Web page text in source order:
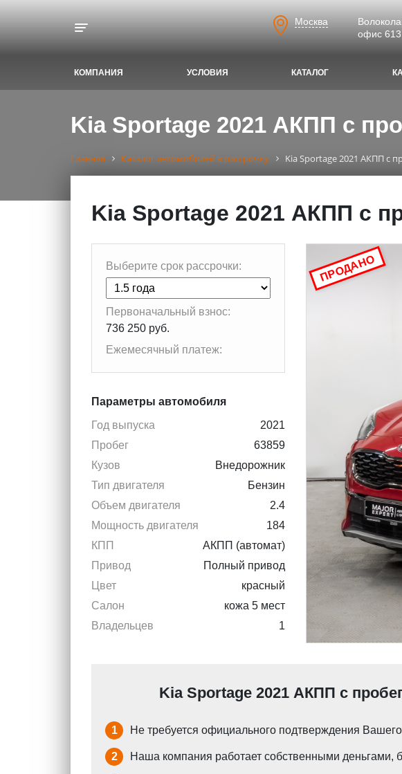
Москва
офис 613
КОМПАНИЯ УСЛОВИЯ КАТАЛОГ
Kia Sportage 2021 АКПП с
Главная Каталог автомобилей в рассрочку Kia Sportage 2021 АКПП с
Kia Sportage 2021 АКПП с
Выберите срок рассрочки:
Первоначальный взнос:
736 250 руб.
Ежемесячный платеж:
Параметры автомобиля
Год выпуска
2021
Пробег
63859
Кузов
Внедорожник
Тип двигателя
Бензин
Объем двигателя
2.4
Мощность двигателя
184
КПП
АКПП (автомат)
Привод
Полный привод
Цвет
красный
Салон
кожа 5 мест
Владельцев
1
ПРОДАНО
Kia Sportage 2021 АКПП с
1 Не требуется официального подтверждения Вашего
2 Наша компания работает собственными деньгами,